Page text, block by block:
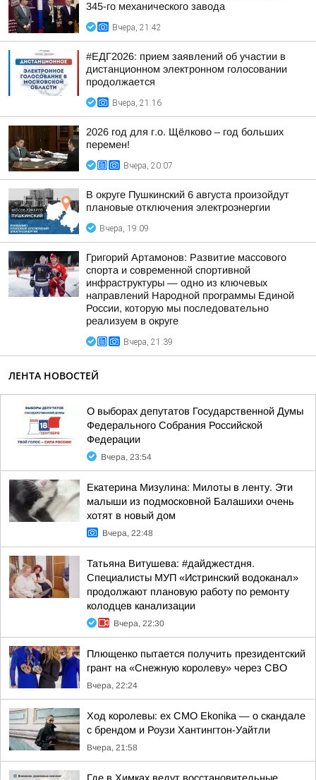
345-го механического завода
Вчера, 21:42
#ЕДГ2026: прием заявлений об участии в
дистанционном электронном голосовании
продолжается
Вчера, 21:16
2026 год для г.о. Щёлково – год больших
перемен!
Вчера, 20:07
В округе Пушкинский 6 августа произойдут
плановые отключения электроэнергии
Вчера, 19:09
Григорий Артамонов: Развитие массового
спорта и современной спортивной
инфраструктуры — одно из ключевых
направлений Народной программы Единой
России, которую мы последовательно
реализуем в округе
Вчера, 21:39
ЛЕНТА НОВОСТЕЙ
О выборах депутатов Государственной Думы
Федерального Собрания Российской
Федерации
Вчера, 23:54
Екатерина Мизулина: Милоты в ленту. Эти
малыши из подмосковной Балашихи очень
хотят в новый дом
Вчера, 22:48
Татьяна Витушева: #дайджестдня.
Специалисты МУП «Истринский водоканал»
продолжают плановую работу по ремонту
колодцев канализации
Вчера, 22:30
Плющенко пытается получить президентский
грант на «Снежную королеву» через СВО
Вчера, 22:24
Ход королевы: ex CMO Ekonika — о скандале
с брендом и Роузи Хантингтон-Уайтли
Вчера, 21:58